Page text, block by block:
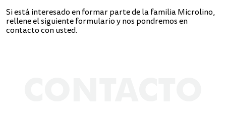
Si está interesado en formar parte de la familia Microlino,
rellene el siguiente formulario y nos pondremos en
contacto con usted.